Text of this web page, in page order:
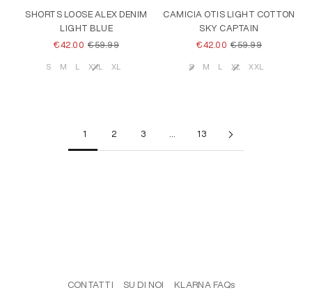
SHORTS LOOSE ALEX DENIM
LIGHT BLUE
PREZZO SCONTATO
€42.00 PREZZO
€59.99
Taglia
S M L XXL XL
CAMICIA OTIS LIGHT COTTON
SKY CAPTAIN
PREZZO SCONTATO
€42.00 PREZZO
€59.99
Taglia
S M L XL XXL
1 2 3 13
CONTATTI SU DI NOI
KLARNA FAQs